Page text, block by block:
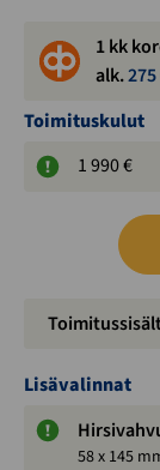
1 kk
alk.275
Toimituskulut
1 990 €
Lisävalinnat
58 x 145